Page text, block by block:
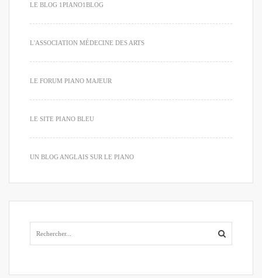
LE BLOG 1PIANO1BLOG
L'ASSOCIATION MÉDECINE DES ARTS
LE FORUM PIANO MAJEUR
LE SITE PIANO BLEU
UN BLOG ANGLAIS SUR LE PIANO